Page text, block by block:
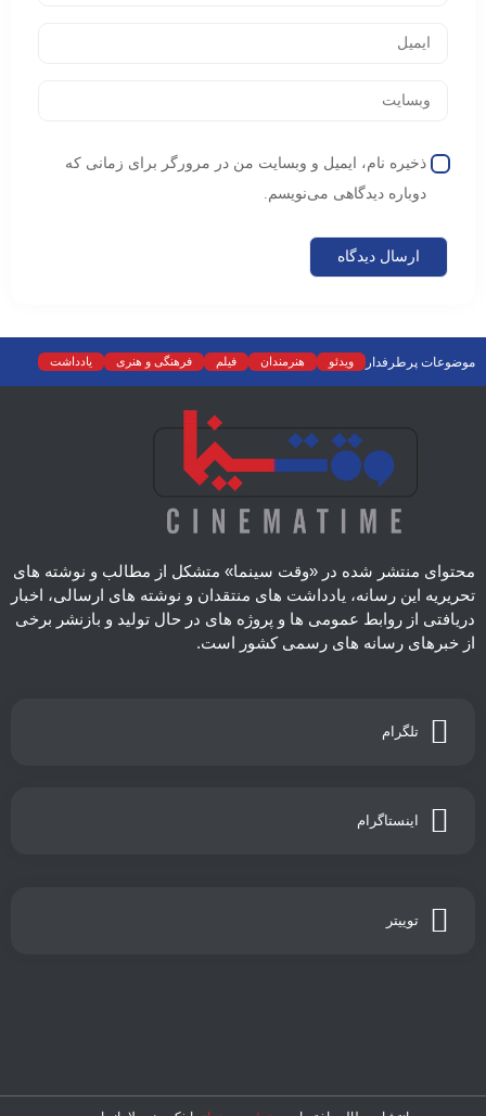
ذخیره نام، ایمیل و وبسایت من در مرورگر برای زمانی که
دوباره دیدگاهی می‌نویسم.
موضوعات پرطرفدار ویدئو هنرمندان فیلم فرهنگی و هنری
یادداشت
نمایش خانگی
نقد موسیقی سینما رادیو و تلویزیون تجسمی
تئاتر
محتوای منتشر شده در «وقت سینما» متشکل از مطالب و نوشته های
تحریریه این رسانه، یادداشت های منتقدان و نوشته های ارسالی، اخبار
دریافتی از روابط عمومی ها و پروژه های در حال تولید و بازنشر برخی
از خبرهای رسانه های رسمی کشور است.
تلگرام
اینستاگرام
توییتر